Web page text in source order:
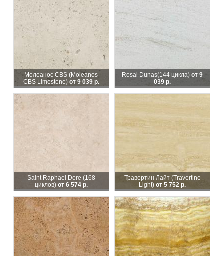
Молеанос CBS (Moleanos
CBS Limestone) от 9 039 р.
Rosal Dunas(144 цикла) от 9
039 р.
Saint Raphael Dore (168
циклов) от 6 574 р.
Травертин Лайт (Travertine
Light) от 5 752 р.